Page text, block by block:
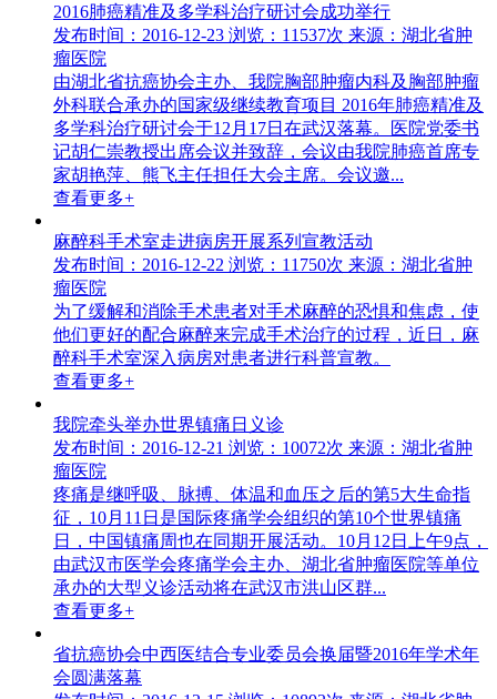
2016肺癌精准及多学科治疗研讨会成功举行
发布时间：2016-12-23 浏览：11537次 来源：湖北省肿
瘤医院
由湖北省抗癌协会主办、我院胸部肿瘤内科及胸部肿瘤
外科联合承办的国家级继续教育项目 2016年肺癌精准及
多学科治疗研讨会于12月17日在武汉落幕。医院党委书
记胡仁崇教授出席会议并致辞，会议由我院肺癌首席专
家胡艳萍、熊飞主任担任大会主席。会议邀...
查看更多+
麻醉科手术室走进病房开展系列宣教活动
发布时间：2016-12-22 浏览：11750次 来源：湖北省肿
瘤医院
为了缓解和消除手术患者对手术麻醉的恐惧和焦虑，使
他们更好的配合麻醉来完成手术治疗的过程，近日，麻
醉科手术室深入病房对患者进行科普宣教。
查看更多+
我院牵头举办世界镇痛日义诊
发布时间：2016-12-21 浏览：10072次 来源：湖北省肿
瘤医院
疼痛是继呼吸、脉搏、体温和血压之后的第5大生命指
征，10月11日是国际疼痛学会组织的第10个世界镇痛
日，中国镇痛周也在同期开展活动。10月12日上午9点，
由武汉市医学会疼痛学会主办、湖北省肿瘤医院等单位
承办的大型义诊活动将在武汉市洪山区群...
查看更多+
省抗癌协会中西医结合专业委员会换届暨2016年学术年
会圆满落幕